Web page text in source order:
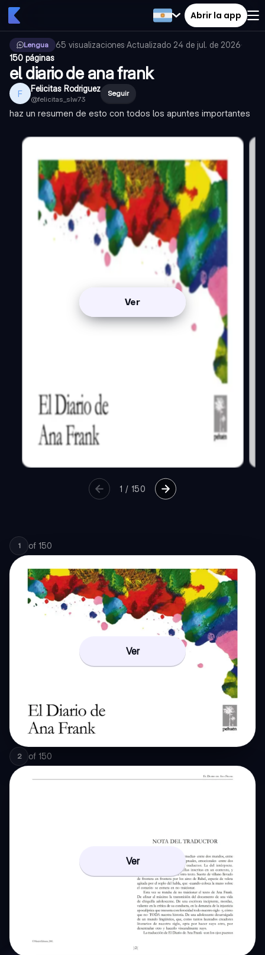
Abrir la app
Lengua 65 visualizaciones·Actualizado 24 de jul. de 2026·
150 páginas
el diario de ana frank
F Felicitas Rodriguez
@felicitas_slw73
Seguir
haz un resumen de esto con todos los apuntes importantes
Ver
1 / 150
1 of 150
Ver
2 of 150
Ver